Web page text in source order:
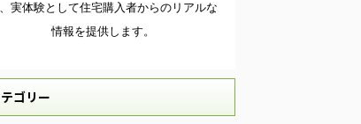
実体験として住宅購入者からのリアルな
情報を提供します。
ゴリー